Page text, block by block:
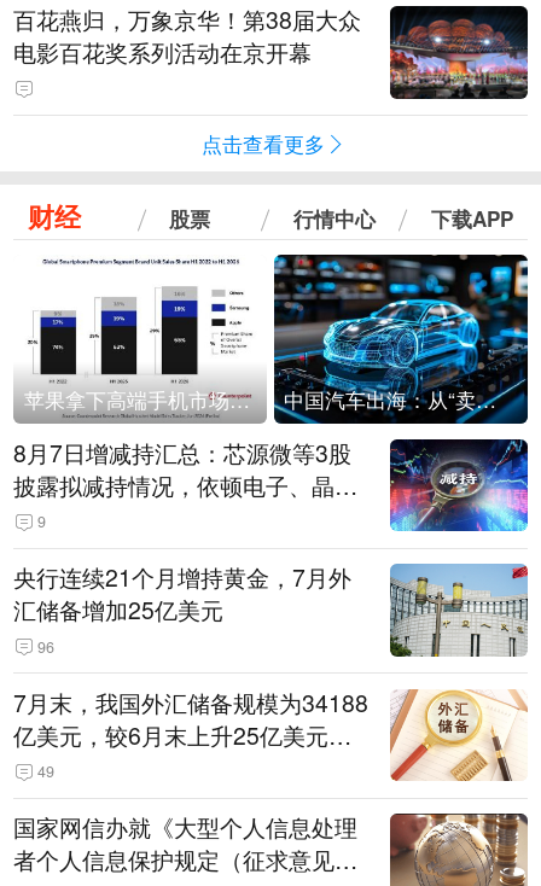
百花燕归，万象京华！第38届大众
电影百花奖系列活动在京开幕
点击查看更多
财经 股票 行情中心 下载APP
苹果拿下高端手机市场65%的份额：iPhone 17系列功不可没 中国汽车出海：从“卖出去”到“走进去”
8月7日增减持汇总：芯源微等3股
披露拟减持情况，依顿电子、晶华
微拟增持（表）
9
央行连续21个月增持黄金，7月外
汇储备增加25亿美元
96
7月末，我国外汇储备规模为34188
亿美元，较6月末上升25亿美元，
升幅为0.07%
49
国家网信办就《大型个人信息处理
者个人信息保护规定（征求意见